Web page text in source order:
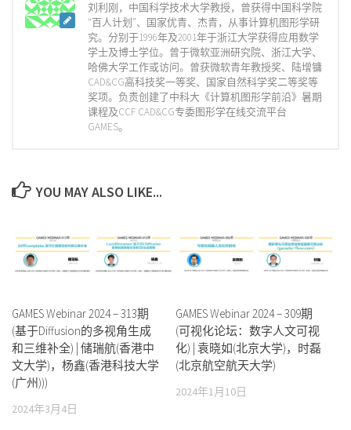
刘利刚，中国科学技术大学教授，曾获得中国科学院
“百人计划”、国家优青、杰青，从事计算机图形学研
究。分别于1996年及2001年于浙江大学获得应用数学
学士及博士学位。曾于微软亚洲研究院、浙江大学、
哈佛大学工作或访问。曾获微软青年教授奖、陆增镛
CAD&CG高科技奖一等奖、国家自然科学奖二等奖等
奖项。负责创建了中科大《计算机图形学前沿》暑期
课程及CCF CAD&CG专委图形学在线交流平台
GAMES。
YOU MAY ALSO LIKE...
GAMES Webinar 2024 – 313期
(基于Diffusion的多视角生成
和三维补全) | 储瑞航(香港中
文大学)，杨鑫(香港科技大学
(广州)))
2024年3月4日
GAMES Webinar 2024 – 309期
(可视化论坛：数字人文可视
化) | 袁晓如(北京大学)，时磊
(北京航空航天大学)
2024年1月10日